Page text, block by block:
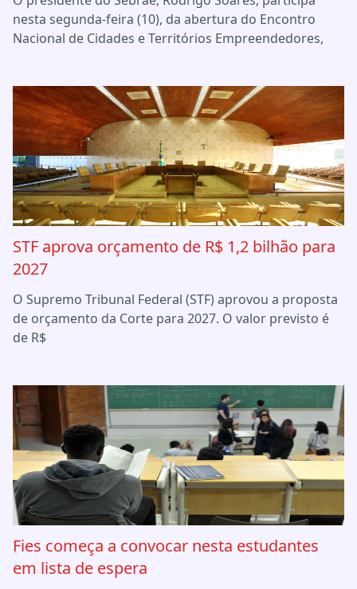
nesta segunda-feira (10), da abertura do Encontro
Nacional de Cidades e Territórios Empreendedores,
STF aprova orçamento de R$ 1,2 bilhão para
2027
O Supremo Tribunal Federal (STF) aprovou a proposta
de orçamento da Corte para 2027. O valor previsto é
de R$
Fies começa a convocar nesta estudantes
em lista de espera